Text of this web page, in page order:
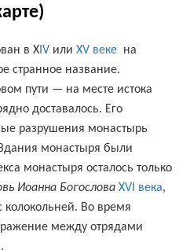
в X IV или XV веке на
странное название.
пути — на месте истока
доставалось. Его
разрушения монастырь
монастыря были
монастыря осталось только
Иоанна Богослова XVI века,
колокольней. Во время
между отрядами